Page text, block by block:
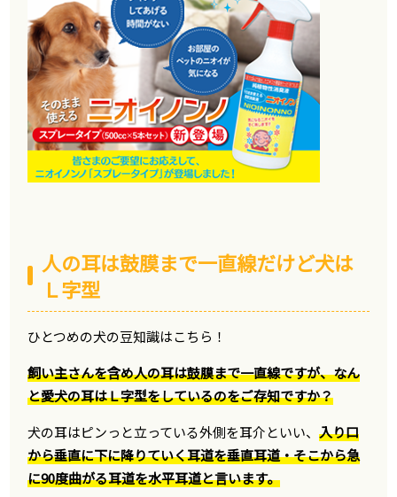
人の耳は鼓膜まで一直線だけど犬は
Ｌ字型
ひとつめの犬の豆知識はこちら！
飼い主さんを含め人の耳は鼓膜まで一直線ですが、なん
と愛犬の耳はＬ字型をしているのをご存知ですか？
犬の耳はピンっと立っている外側を耳介といい、入り口
から垂直に下に降りていく耳道を垂直耳道・そこから急
に90度曲がる耳道を水平耳道と言います。